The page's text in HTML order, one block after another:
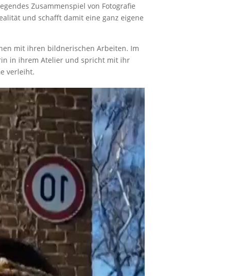
Zusammenspiel von Fotografie
und schafft damit eine ganz eigene
mit ihren bildnerischen Arbeiten. Im
in ihrem Atelier und spricht mit ihr
verleiht.